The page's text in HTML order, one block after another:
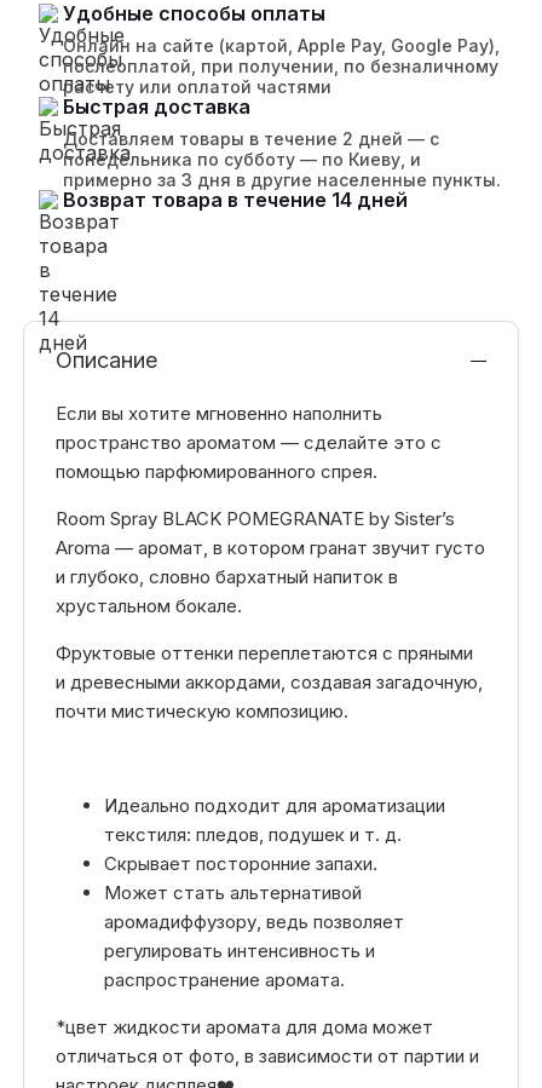
Удобные способы оплаты
Онлайн на сайте (картой, Apple Pay, Google Pay),
послеоплатой, при получении, по безналичному
расчету или оплатой частями
Быстрая доставка
Доставляем товары в течение 2 дней — с
понедельника по субботу — по Киеву, и
примерно за 3 дня в другие населенные пункты.
Возврат товара в течение 14 дней
Описание
Если вы хотите мгновенно наполнить
пространство ароматом — сделайте это с
помощью парфюмированного спрея.
Room Spray BLACK POMEGRANATE by Sister’s
Aroma — аромат, в котором гранат звучит густо
и глубоко, словно бархатный напиток в
хрустальном бокале.
Фруктовые оттенки переплетаются с пряными
и древесными аккордами, создавая загадочную,
почти мистическую композицию.
Идеально подходит для ароматизации
текстиля: пледов, подушек и т. д.
Скрывает посторонние запахи.
Может стать альтернативой
аромадиффузору, ведь позволяет
регулировать интенсивность и
распространение аромата.
*цвет жидкости аромата для дома может
отличаться от фото, в зависимости от партии и